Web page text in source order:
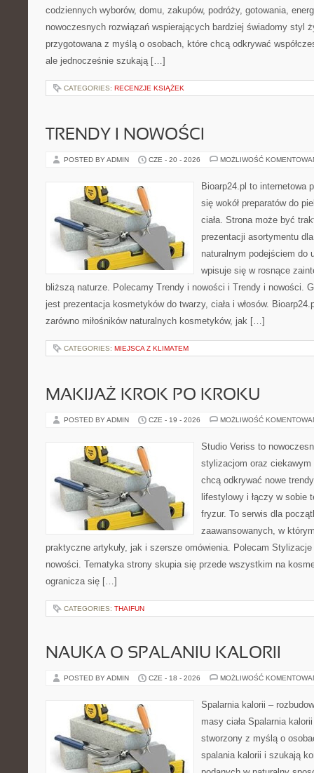
codziennych wyborów, domu, zakupów, podróży, gotowania,
nowoczesnych rozwiązań wspierających bardziej świadomy styl
przygotowana z myślą o osobach, które chcą odkrywać
ale jednocześnie szukają […]
CATEGORIES: RECENZJE KSIĄŻEK
TRENDY I NOWOŚCI
POSTED BY ADMIN CZE - 20 - 2026 MOŻLIWOŚĆ
Bioarp24.pl to internetowa
się wokół preparatów do
ciała. Strona może być
prezentacji asortymentu
naturalnym podejściem do
wpisuje się w rosnące
bliższą naturze. Polecamy Trendy i nowości i Trendy i nowości.
jest prezentacja kosmetyków do twarzy, ciała i włosów.
zarówno miłośników naturalnych kosmetyków, jak […]
CATEGORIES: MIEJSCA Z KLIMATEM
MAKIJAŻ KROK PO KROKU
POSTED BY ADMIN CZE - 19 - 2026 MOŻLIWOŚĆ
Studio Veriss to
stylizacjom oraz ciekawym
chcą odkrywać nowe
lifestylowy i łączy w
fryzur. To serwis dla
zaawansowanych, w
praktyczne artykuły, jak i szersze omówienia. Polecam
nowości. Tematyka strony skupia się przede wszystkim na
ogranicza się […]
CATEGORIES: THAIFUN
NAUKA O SPALANIU KALORII
POSTED BY ADMIN CZE - 18 - 2026 MOŻLIWOŚĆ
Spalarnia kalorii –
masy ciała Spalarnia
stworzony z myślą o
spalania kalorii i szukają